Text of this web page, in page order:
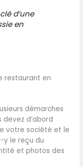
d’une
en
restaurant en
démarches
d’abord
votre société et le
y le reçu du
et photos des